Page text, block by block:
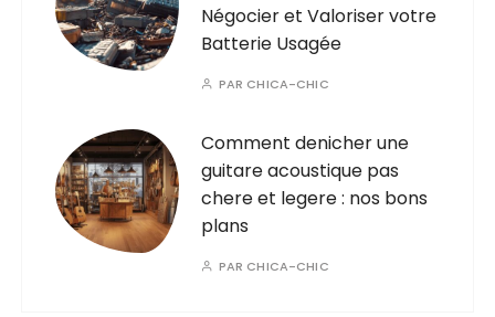
Négocier et Valoriser votre
Batterie Usagée
PAR CHICA-CHIC
Comment denicher une
guitare acoustique pas
chere et legere : nos bons
plans
PAR CHICA-CHIC